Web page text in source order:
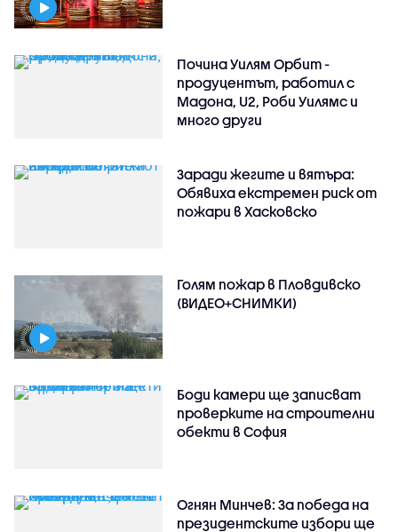
Почина Уилям Орбит -
продуцентът, работил с
Мадона, U2, Роби Уилямс и
много други
Заради жегите и вятъра:
Обявиха екстремен риск от
пожари в Хасковско
Голям пожар в Пловдивско
(ВИДЕО+СНИМКИ)
Боди камери ще записват
проверките на строителни
обекти в София
Огнян Минчев: За победа на
президентските избори ще